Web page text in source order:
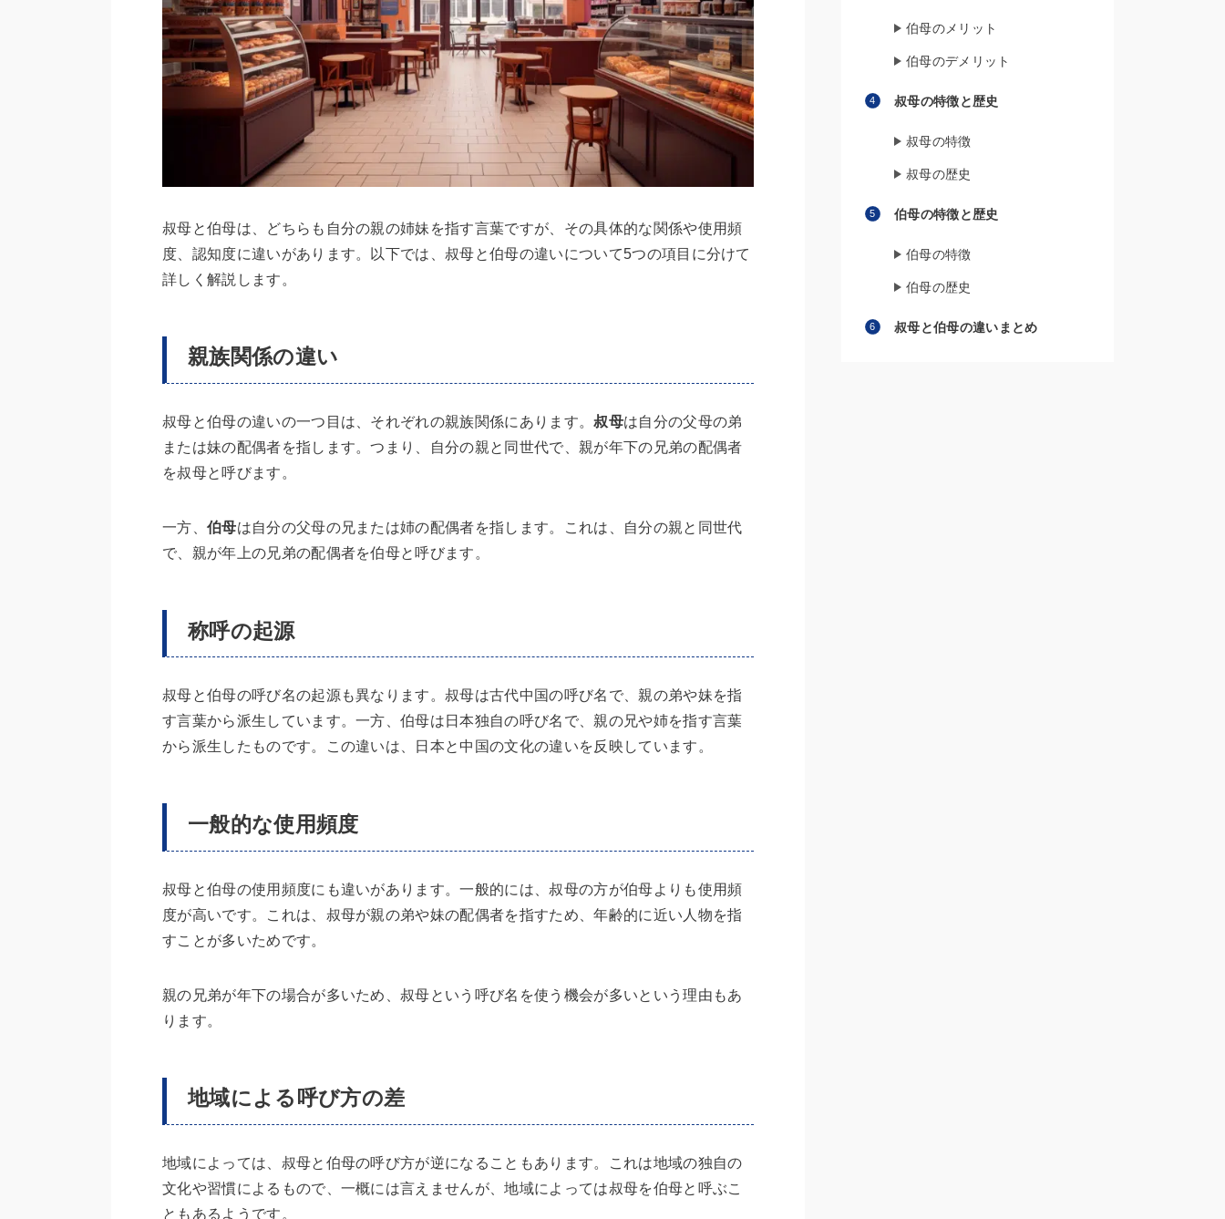
叔母と伯母は、どちらも自分の親の姉妹を指す言葉ですが、その具体的な関係や使用頻
度、認知度に違いがあります。以下では、叔母と伯母の違いについて5つの項目に分けて
詳しく解説します。
親族関係の違い
叔母と伯母の違いの一つ目は、それぞれの親族関係にあります。叔母は自分の父母の弟
または妹の配偶者を指します。つまり、自分の親と同世代で、親が年下の兄弟の配偶者
を叔母と呼びます。
一方、 伯母は自分の父母の兄または姉の配偶者を指します。これは、自分の親と同世代
で、親が年上の兄弟の配偶者を伯母と呼びます。
称呼の起源
叔母と伯母の呼び名の起源も異なります。叔母は古代中国の呼び名で、親の弟や妹を指
す言葉から派生しています。一方、伯母は日本独自の呼び名で、親の兄や姉を指す言葉
から派生したものです。この違いは、日本と中国の文化の違いを反映しています。
一般的な使用頻度
叔母と伯母の使用頻度にも違いがあります。一般的には、叔母の方が伯母よりも使用頻
度が高いです。これは、叔母が親の弟や妹の配偶者を指すため、年齢的に近い人物を指
すことが多いためです。
親の兄弟が年下の場合が多いため、叔母という呼び名を使う機会が多いという理由もあ
ります。
地域による呼び方の差
地域によっては、叔母と伯母の呼び方が逆になることもあります。これは地域の独自の
文化や習慣によるもので、一概には言えませんが、地域によっては叔母を伯母と呼ぶこ
ともあるようです。
伯母のメリット
伯母のデメリット
叔母の特徴と歴史
叔母の特徴
叔母の歴史
伯母の特徴と歴史
伯母の特徴
伯母の歴史
叔母と伯母の違いまとめ